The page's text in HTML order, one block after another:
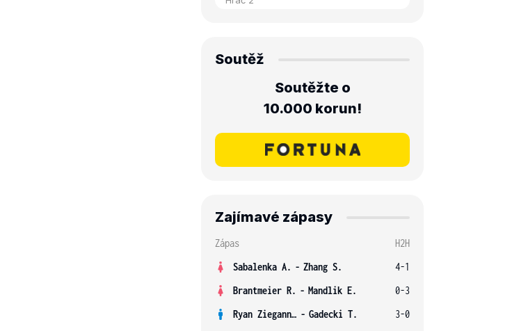
Soutěž
Soutěžte o
10.000 korun!
Zajímavé zápasy
Zápas
H2H
Sabalenka A. - Zhang S.
4-1
Brantmeier R. - Mandlik E.
0-3
Ryan Ziegann S. - Gadecki T.
3-0